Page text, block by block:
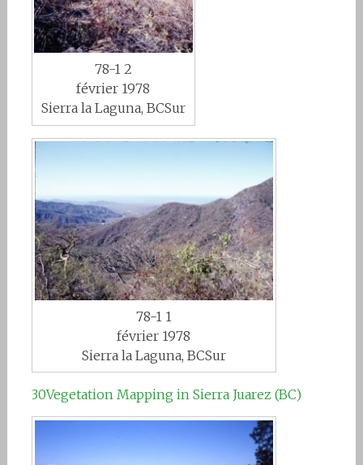
78-1 2
février 1978
Sierra la Laguna, BCSur
78-1 1
février 1978
Sierra la Laguna, BCSur
30Vegetation Mapping in Sierra Juarez (BC)